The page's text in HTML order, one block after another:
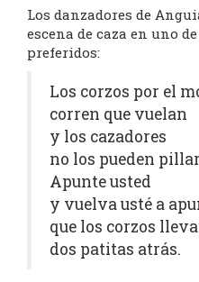
Los danzadores de
escena de caza en uno
preferidos:
Los corzos por el
corren que vuelan
y los cazadores
no los pueden
Apunte usted
y vuelva usté a
que los corzos
dos patitas atrás.